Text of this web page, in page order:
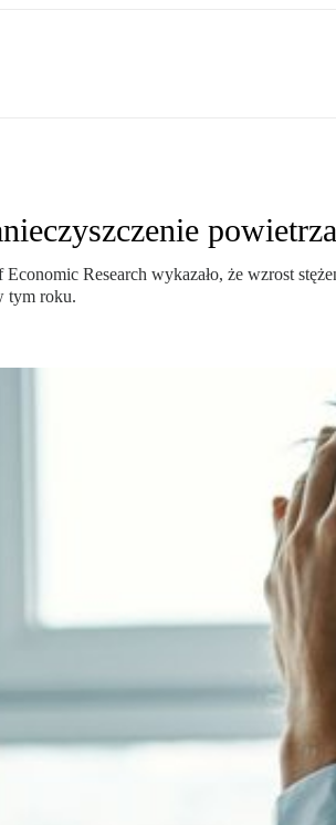
powietrza
Research wykazało, że wzrost
tym roku.